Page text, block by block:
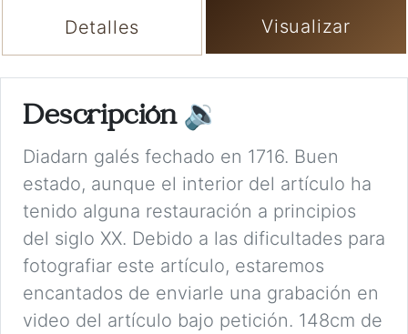
Detalles Visualizar
Descripción 🔉
Diadarn galés fechado en 1716. Buen
estado, aunque el interior del artículo ha
tenido alguna restauración a principios
del siglo XX. Debido a las dificultades para
fotografiar este artículo, estaremos
encantados de enviarle una grabación en
video del artículo bajo petición. 148cm de